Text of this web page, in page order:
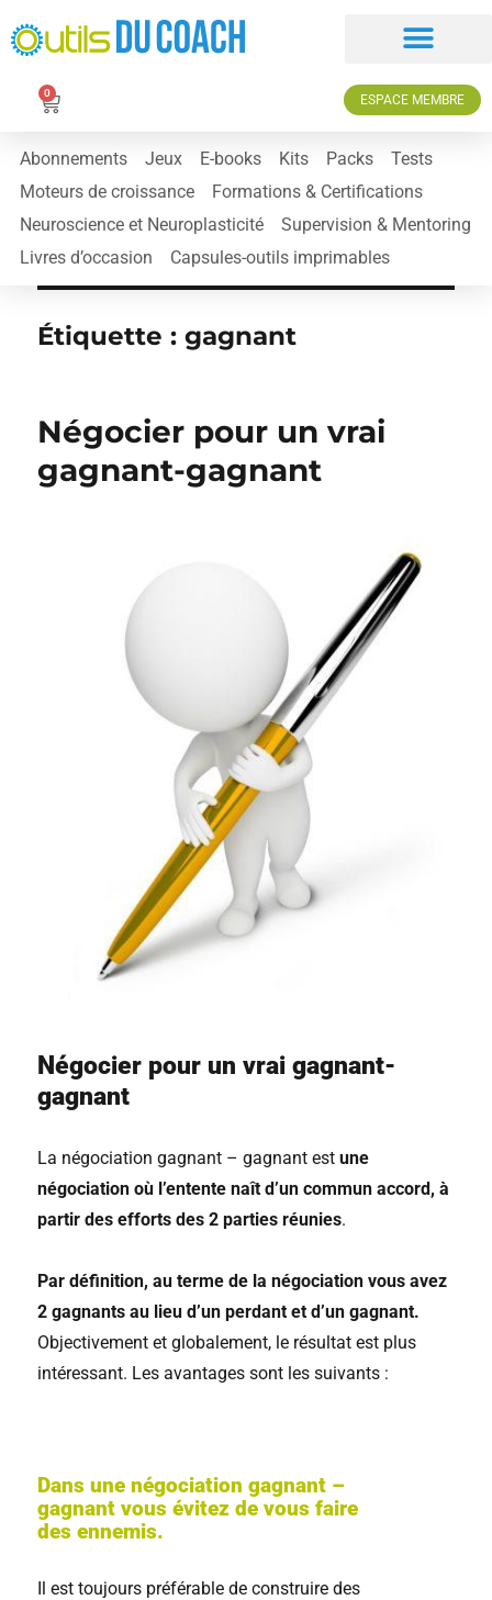
0 ESPACE MEMBRE
Abonnements Jeux E-books Kits Packs
Tests
Moteurs de croissance
Formations & Certifications
Neuroscience et Neuroplasticité
Supervision & Mentoring
Livres d’occasion
Capsules-outils imprimables
Étiquette :gagnant
Négocier pour un vrai
gagnant-gagnant
Négocier pour un vrai gagnant-
gagnant
La négociation gagnant – gagnant estune
négociation où l’entente naît d’un commun accord, à
partir des efforts des 2 parties réunies.
Par définition, au terme de la négociation vous avez
2 gagnants au lieu d’un perdant et d’un gagnant.
Objectivement et globalement, le résultat est plus
intéressant. Les avantages sont les suivants :
Dans une négociation gagnant –
gagnant vous évitez de vous faire
des ennemis.
Il est toujours préférable de construire des